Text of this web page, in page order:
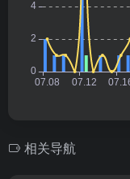
相关导航